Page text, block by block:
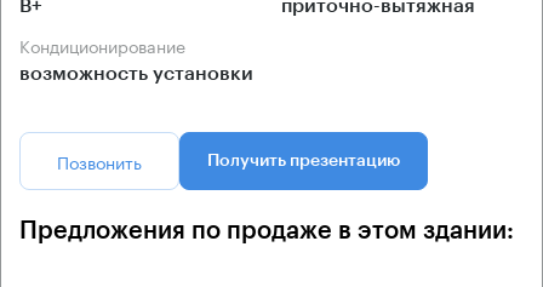
B+ приточно-вытяжная
Кондиционирование
возможность установки
Позвонить Получить презентацию
Предложения по продаже в этом здании: